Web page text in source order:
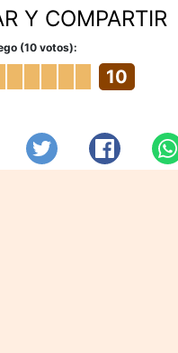
Y COMPARTIR
(10 votos):
10